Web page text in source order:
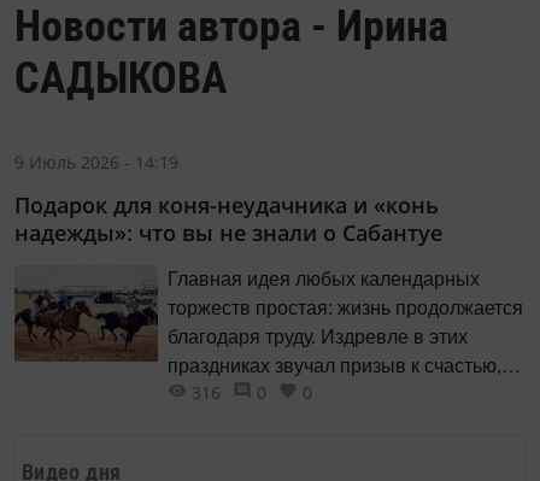
Видео дня
Новости автора - Ирина
САДЫКОВА
9 Июль 2026 - 14:19
Подарок для коня-неудачника и «конь
надежды»: что вы не знали о Сабантуе
Главная идея любых календарных
торжеств простая: жизнь продолжается
благодаря труду. Издревле в этих
праздниках звучал призыв к счастью,
долголетию и изобилию — чтобы
316 0 0